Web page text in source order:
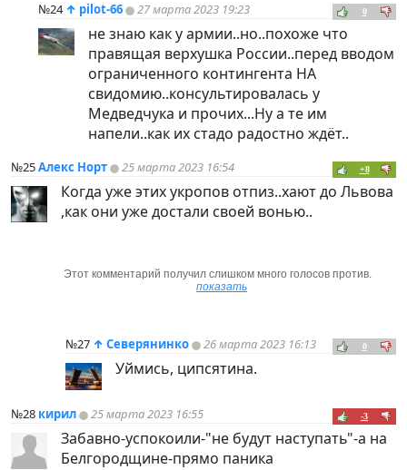
№24 ↑ pilot-66 27 марта 2023 19:23 0
не знаю как у армии..но..похоже что
правящая верхушка России..перед вводом
ограниченного контингента НА
свидомию..консультировалась у
Медведчука и прочих...Ну а те им
напели..как их стадо радостно ждёт..
№25Алекс Норт 25 марта 2023 16:54 +8
Когда уже этих укропов отпиз..хают до Львова
,как они уже достали своей вонью..
Этот комментарий получил слишком много голосов против.
показать
№27 ↑ Северянинко 26 марта 2023 16:13 0
Уймись, ципсятина.
№28 кирил 25 марта 2023 16:55 -3
Забавно-успокоили-"не будут наступать"-а на
Белгородщине-прямо паника